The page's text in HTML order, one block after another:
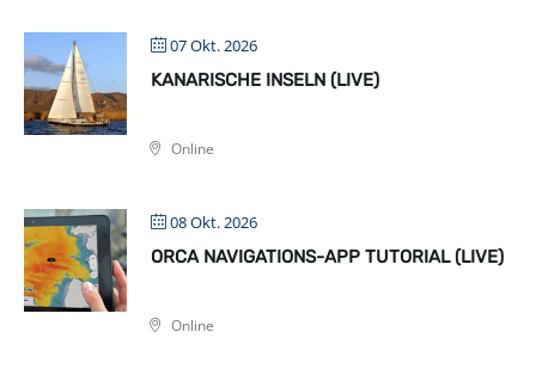
07 Okt. 2026
KANARISCHE INSELN (LIVE)
Online
08 Okt. 2026
ORCA NAVIGATIONS-APP TUTORIAL (LIVE)
Online